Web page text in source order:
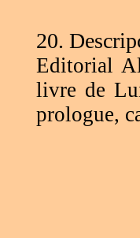
20.
Editorial
livre de
prologue,